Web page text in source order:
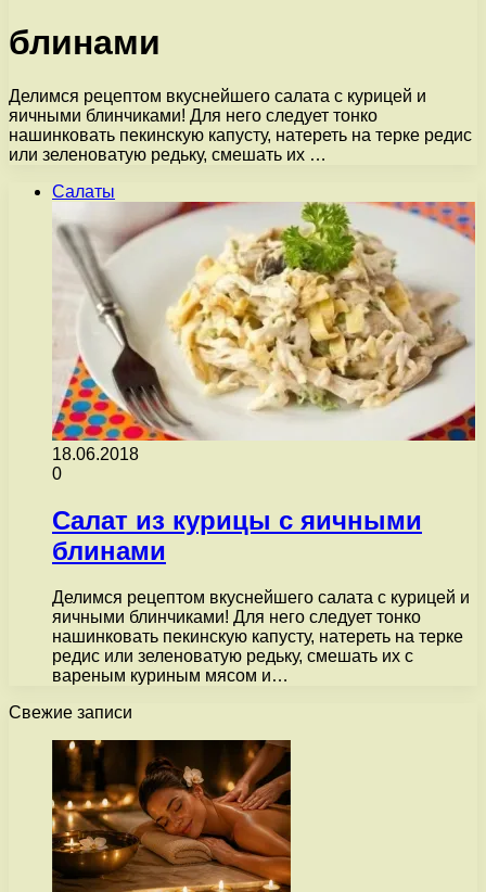
блинами
Делимся рецептом вкуснейшего салата с курицей и
яичными блинчиками! Для него следует тонко
нашинковать пекинскую капусту, натереть на терке редис
или зеленоватую редьку, смешать их …
Салаты
18.06.2018
0
Cалат из курицы с яичными
блинами
Делимся рецептом вкуснейшего салата с курицей и
яичными блинчиками! Для него следует тонко
нашинковать пекинскую капусту, натереть на терке
редис или зеленоватую редьку, смешать их с
вареным куриным мясом и…
Свежие записи